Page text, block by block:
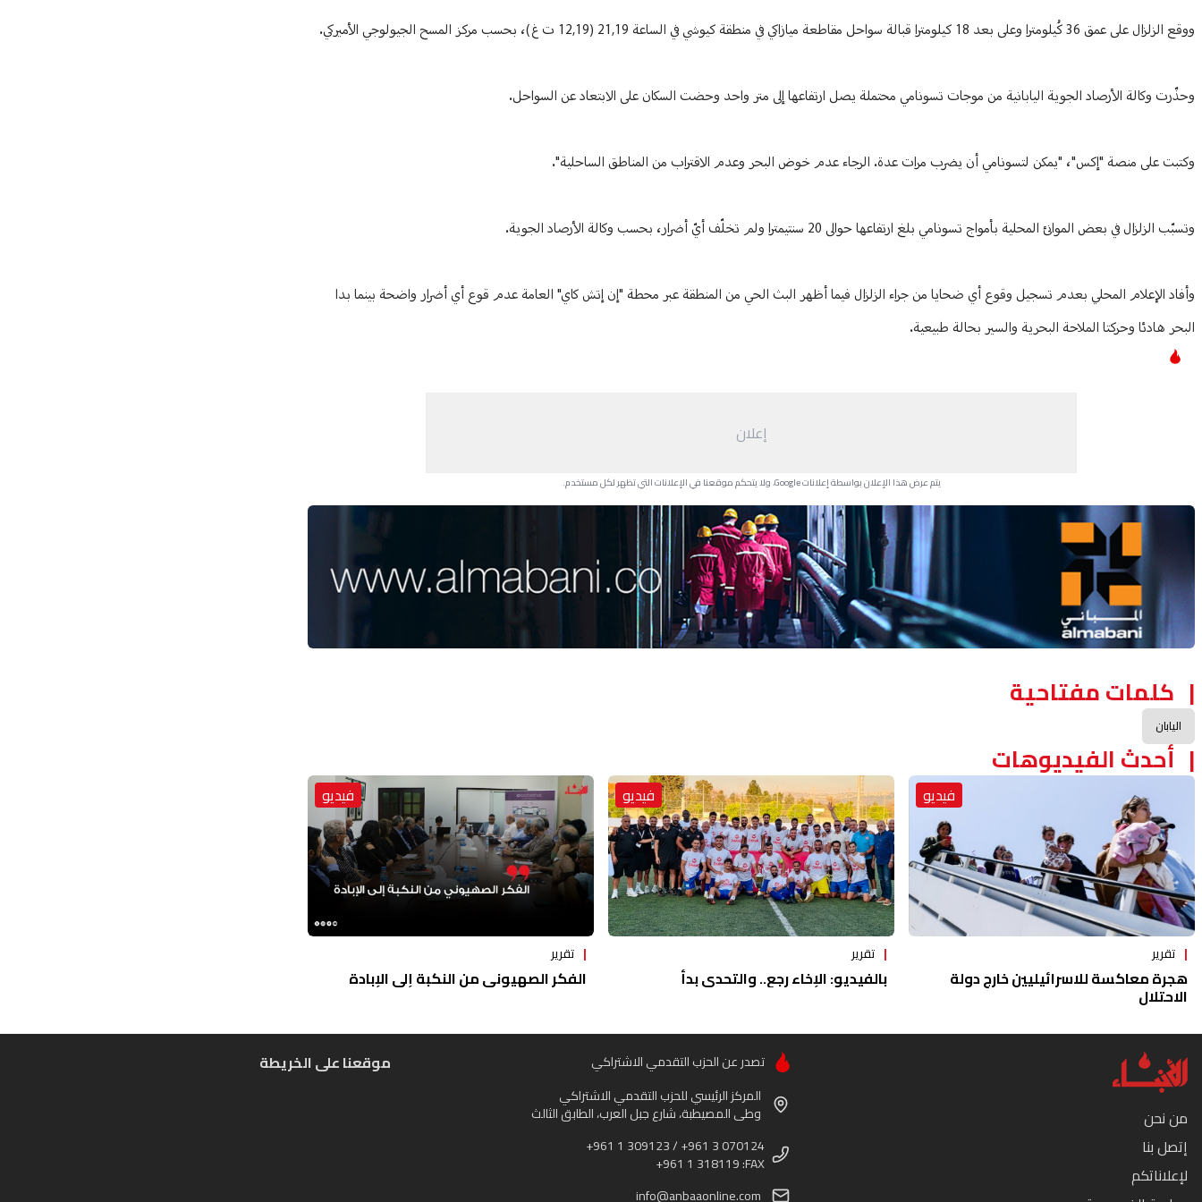
ووقع الزلزال على عمق 36 كُيلومترا وعلى بعد 18 كيلومترا قبالة سواحل مقاطعة ميازاكي في منطقة كيوشي في الساعة 21,19 (12,19 ت غ)، بحسب مركز المسح الجيولوجي الأميركي.
وحذّرت وكالة الأرصاد الجوية اليابانية من موجات تسونامي محتملة يصل ارتفاعها إلى متر واحد وحضت السكان على الابتعاد عن السواحل.
وكتبت على منصة "إكس"، "يمكن لتسونامي أن يضرب مرات عدة. الرجاء عدم خوض البحر وعدم الاقتراب من المناطق الساحلية".
وتسبّب الزلزال في بعض الموانئ المحلية بأمواج تسونامي بلغ ارتفاعها حوالى 20 سنتيمترا ولم تخلّف أيّ أضرار، بحسب وكالة الأرصاد الجوية.
وأفاد الإعلام المحلي بعدم تسجيل وقوع أي ضحايا من جراء الزلزال فيما أظهر البث الحي من المنطقة عبر محطة "إن إتش كاي" العامة عدم قوع أي أضرار واضحة بينما بدا
البحر هادئا وحركتا الملاحة البحرية والسير بحالة طبيعية.
إعلان
يتم عرض هذا الإعلان بواسطة إعلانات Google، ولا يتحكم موقعنا في الإعلانات التي تظهر لكل مستخدم.
Advertisement Section
كلمات مفتاحية
اليابان
أحدث الفيديوهات
فيديو
تقرير
هجرة معاكسة للاسرائيليين خارج دولة
الاحتلال
فيديو
تقرير
بالفيديو: الإخاء رجع.. والتحدي بدأ
فيديو
تقرير
الفكر الصهيوني من النكبة إلى الإبادة
من نحن
إتصل بنا
لإعلاناتكم
تصدر عن الحزب التقدمي الاشتراكي
المركز الرئيسي للحزب التقدمي الاشتراكي
وطى المصيطبة، شارع جبل العرب، الطابق الثالث
+961 1 309123 / +961 3 070124
+961 1 318119 :FAX
info@anbaaonline.com
موقعنا على الخريطة